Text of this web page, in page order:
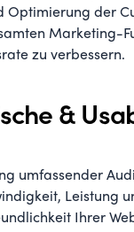
Optimierung der
Marketing-
zu verbessern.
&
umfassender
Leistung
Ihrer